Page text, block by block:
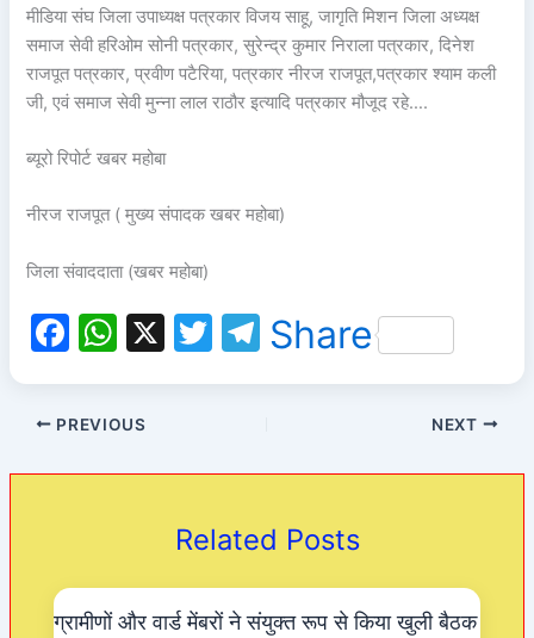
मीडिया संघ जिला उपाध्यक्ष पत्रकार विजय साहू, जागृति मिशन जिला अध्यक्ष
समाज सेवी हरिओम सोनी पत्रकार, सुरेन्द्र कुमार निराला पत्रकार, दिनेश
राजपूत पत्रकार, प्रवीण पटैरिया, पत्रकार नीरज राजपूत,पत्रकार श्याम कली
जी, एवं समाज सेवी मुन्ना लाल राठौर इत्यादि पत्रकार मौजूद रहे….
ब्यूरो रिपोर्ट खबर महोबा
नीरज राजपूत ( मुख्य संपादक खबर महोबा)
जिला संवाददाता (खबर महोबा)
F
c
e
b
k
W
at
s
A
X
T
T
a
m
Share
PREVIOUS NEXT
Related Posts
ग्रामीणों और वार्ड मेंबरों ने संयुक्त रूप से किया खुली बैठक